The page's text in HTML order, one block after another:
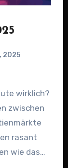
2025
wirklich?
zwischen
rasant
wie das